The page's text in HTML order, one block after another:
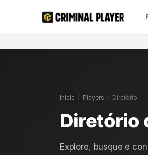
Início / Players / Diretório
Diretório
Explore, busque e